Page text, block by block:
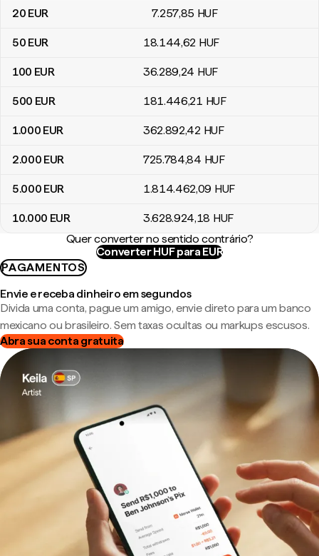
20 EUR 7.257,85 HUF
50 EUR 18.144,62 HUF
100 EUR 36.289,24 HUF
500 EUR 181.446,21 HUF
1.000 EUR 362.892,42 HUF
2.000 EUR 725.784,84 HUF
5.000 EUR 1.814.462,09 HUF
10.000 EUR 3.628.924,18 HUF
Quer converter no sentido contrário?
Converter HUF para EUR
PAGAMENTOS
Envie e receba dinheiro em segundos
Divida uma conta, pague um amigo, envie direto para um banco
mexicano ou brasileiro. Sem taxas ocultas ou markups escusos.
Abra sua conta gratuita